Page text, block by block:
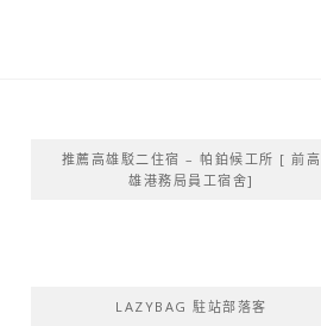
推薦高雄駁二住宿 – 帕鉑候工所 [ 前高
雄港務局員工宿舍]
LAZYBAG 駐站部落客